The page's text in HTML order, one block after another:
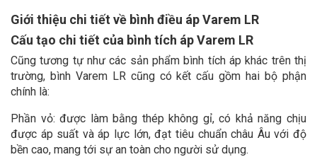
Giới thiệu chi tiết về bình điều áp Varem LR
Cấu tạo chi tiết của bình tích áp Varem LR
Cũng tương tự như các sản phẩm bình tích áp khác trên thị
trường, bình Varem LR cũng có kết cấu gồm hai bộ phận
chính là:
Phần vỏ: được làm bằng thép không gỉ, có khả năng chịu
được áp suất và áp lực lớn, đạt tiêu chuẩn châu Âu với độ
bền cao, mang tới sự an toàn cho người sử dụng.